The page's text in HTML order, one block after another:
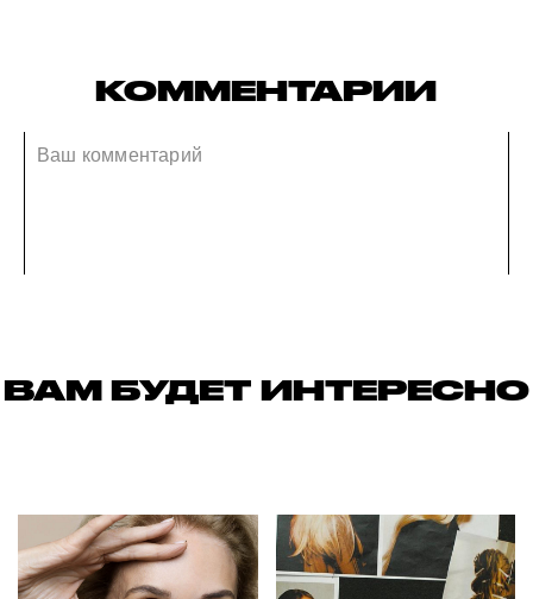
КОММЕНТАРИИ
ВАМ БУДЕТ ИНТЕРЕСНО